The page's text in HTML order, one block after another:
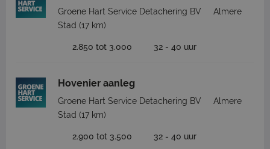
Groene Hart Service Detachering BV
Almere
Stad (17 km)
2.850 tot 3.000 32 - 40 uur
Hovenier aanleg
Groene Hart Service Detachering BV
Almere
Stad (17 km)
2.900 tot 3.500 32 - 40 uur